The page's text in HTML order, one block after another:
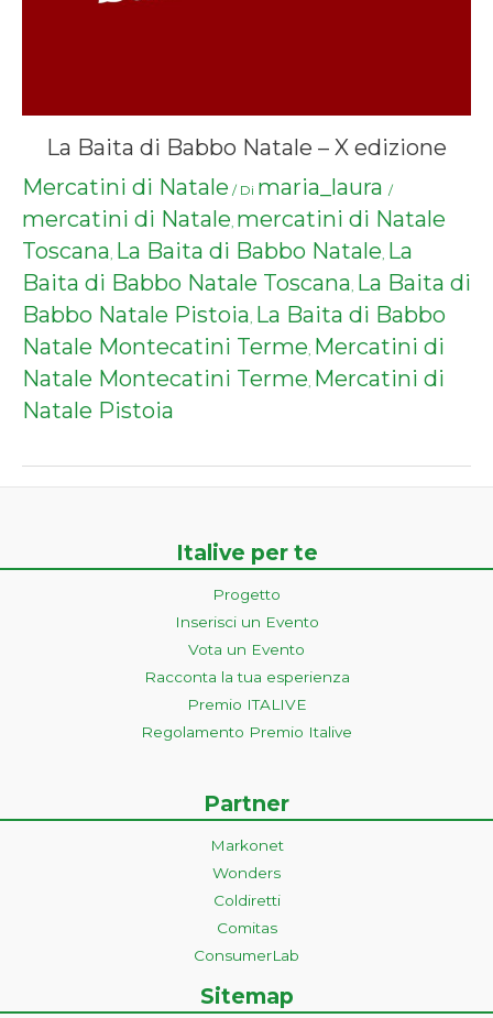
La Baita di Babbo Natale – X edizione
Mercatini di Natale / Di maria_laura /
mercatini di Natale, mercatini di Natale
Toscana, La Baita di Babbo Natale, La
Baita di Babbo Natale Toscana, La Baita di
Babbo Natale Pistoia, La Baita di Babbo
Natale Montecatini Terme, Mercatini di
Natale Montecatini Terme, Mercatini di
Natale Pistoia
Italive per te
Progetto
Inserisci un Evento
Vota un Evento
Racconta la tua esperienza
Premio ITALIVE
Regolamento Premio Italive
Partner
Markonet
Wonders
Coldiretti
Comitas
ConsumerLab
Sitemap